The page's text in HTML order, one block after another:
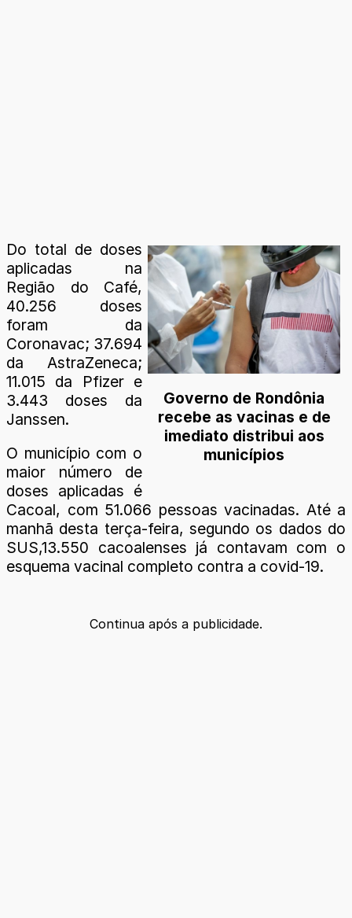
Governo de Rondônia
recebe as vacinas e de
imediato distribui aos
municípios
Do total de doses
aplicadas na
Região do Café,
40.256 doses
foram da
Coronavac; 37.694
da AstraZeneca;
11.015 da Pfizer e
3.443 doses da
Janssen.
O município com o
maior número de
doses aplicadas é
Cacoal, com 51.066 pessoas vacinadas. Até a
manhã desta terça-feira, segundo os dados do
SUS,13.550 cacoalenses já contavam com o
esquema vacinal completo contra a covid-19.
Continua após a publicidade.